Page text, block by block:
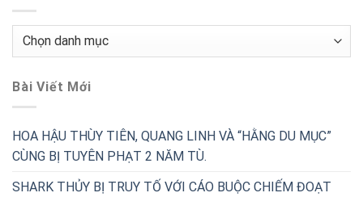
Chuyên
Bài Viết Mới
HOA HẬU THÙY TIÊN, QUANG LINH VÀ “HẰNG DU MỤC”
CÙNG BỊ TUYÊN PHẠT 2 NĂM TÙ.
SHARK THỦY BỊ TRUY TỐ VỚI CÁO BUỘC CHIẾM ĐOẠT